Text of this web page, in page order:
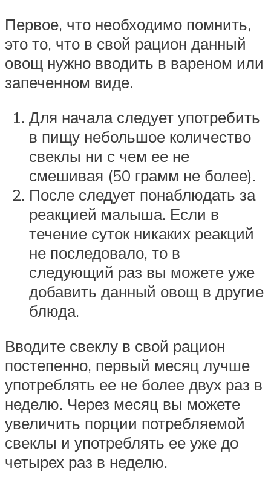
Первое, что необходимо помнить,
это то, что в свой рацион данный
овощ нужно вводить в вареном или
запеченном виде.
Для начала следует употребить
в пищу небольшое количество
свеклы ни с чем ее не
смешивая (50 грамм не более).
После следует понаблюдать за
реакцией малыша. Если в
течение суток никаких реакций
не последовало, то в
следующий раз вы можете уже
добавить данный овощ в другие
блюда.
Вводите свеклу в свой рацион
постепенно, первый месяц лучше
употреблять ее не более двух раз в
неделю. Через месяц вы можете
увеличить порции потребляемой
свеклы и употреблять ее уже до
четырех раз в неделю.